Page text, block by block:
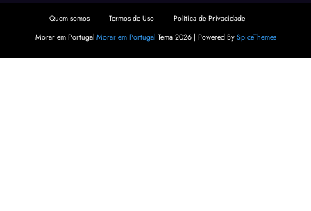
Quem somos Termos de Uso
Política de Privacidade
Morar em Portugal Morar em PortugalTema 2026 | Powered By SpiceThemes